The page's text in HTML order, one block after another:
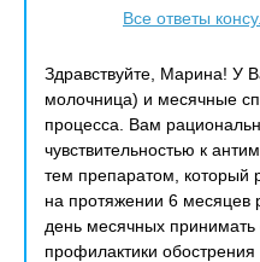
Все ответы
Здравствуйте, Марина! У
молочница) и месячные
процесса. Вам
чувствительностью к
тем препаратом, который
на протяжении 6 месяцев
день месячных
профилактики